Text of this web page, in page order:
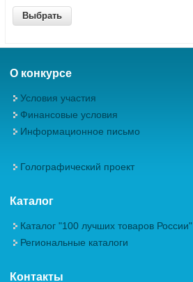
О конкурсе
Условия участия
Финансовые условия
Информационное письмо
Голографический проект
Каталог
Каталог "100 лучших товаров России"
Региональные каталоги
Контакты